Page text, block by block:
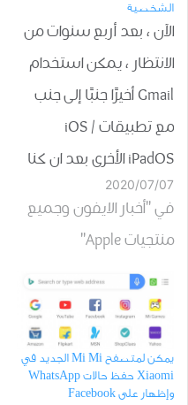
الشخصية
الآن ، بعد أربع سنوات من
الانتظار ، يمكن استخدام
Gmail أخيرًا جنبًا إلى جنب
مع تطبيقات iOS /
iPadOS الأخرى بعد ان كنا
تتخيل أن ابل ستسرع في
تنفيذ هذا الخيار في
تطبيقاتها - ولكن لم يكن
هذا هو الحال مع
Googleكما نعلم ان في
عام 2015 ، قدمت…
2020/07/07
في "أخبار الايفون وجميع
منتجيات Apple"
يمكن لمتصفح Mi Mi الجديد في
Xiaomi حفظ حالات WhatsApp
وإظهار على Facebook